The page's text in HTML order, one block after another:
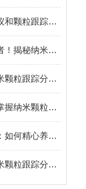
纳米颗粒跟踪分析仪和颗粒跟踪分析仪之间的差异
微观世界的精密舞者！揭秘纳米颗粒跟踪分析仪的超酷结构设计
别让细节受阻！纳米颗粒跟踪分析仪使用前的必做清单
高效分析的秘诀：掌握纳米颗粒跟踪分析仪对环境的关键要素
纳米科技的守护者：如何精心养护你的纳米颗粒跟踪分析仪
提升实验效率！纳米颗粒跟踪分析仪问题破解指南